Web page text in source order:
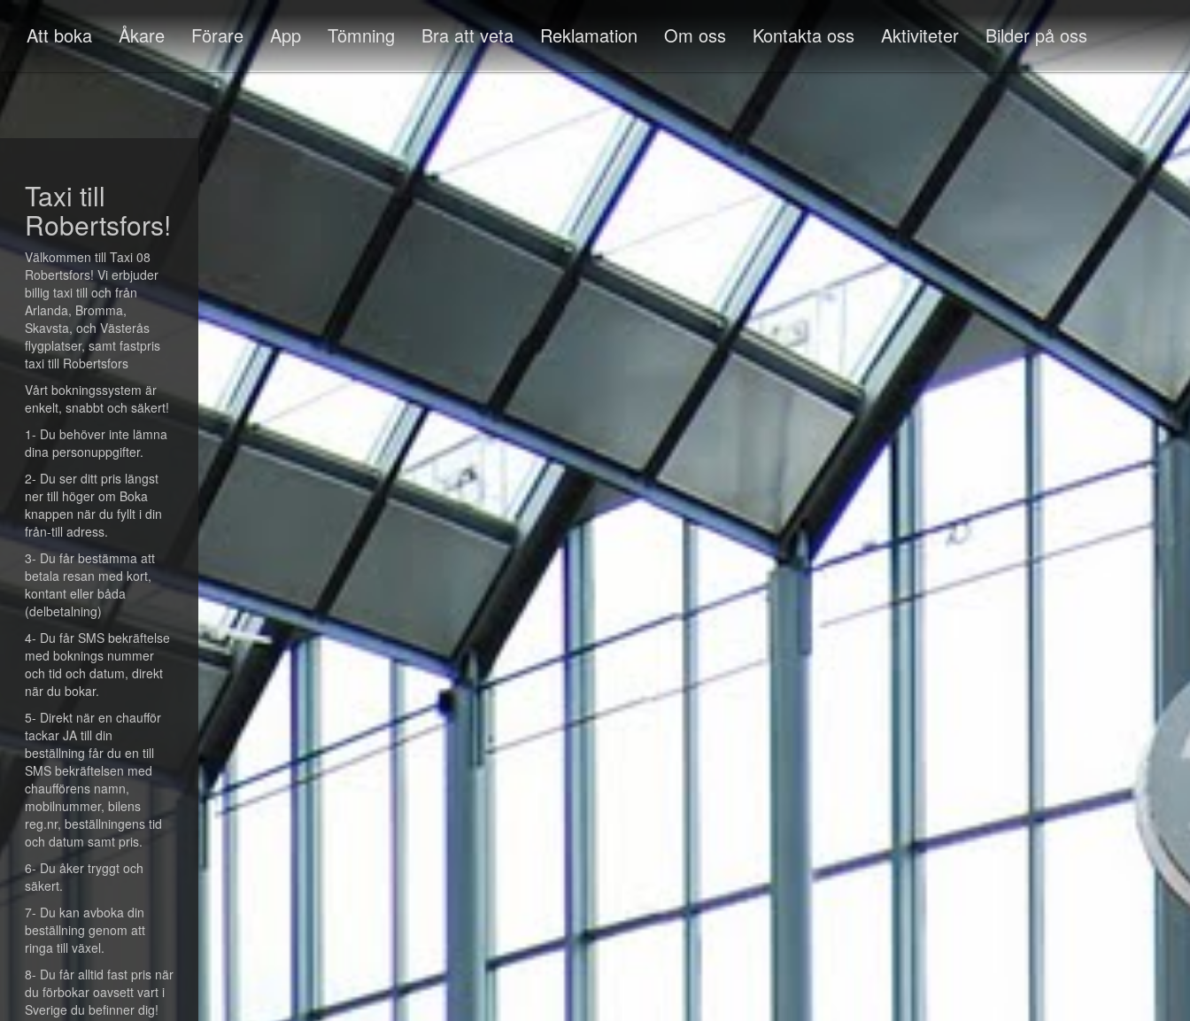
Att boka Åkare Förare App Tömning Bra att veta Reklamation Om oss Kontakta oss Aktiviteter Bilder på oss
Taxi till
Robertsfors!
Välkommen till Taxi 08
Robertsfors! Vi erbjuder
billig taxi till och från
Arlanda, Bromma,
Skavsta, och Västerås
flygplatser, samt fastpris
taxi till Robertsfors
Vårt bokningssystem är
enkelt, snabbt och säkert!
1- Du behöver inte lämna
dina personuppgifter.
2- Du ser ditt pris längst
ner till höger om Boka
knappen när du fyllt i din
från-till adress.
3- Du får bestämma att
betala resan med kort,
kontant eller båda
(delbetalning)
4- Du får SMS bekräftelse
med boknings nummer
och tid och datum, direkt
när du bokar.
5- Direkt när en chaufför
tackar JA till din
beställning får du en till
SMS bekräftelsen med
chaufförens namn,
mobilnummer, bilens
reg.nr, beställningens tid
och datum samt pris.
6- Du åker tryggt och
säkert.
7- Du kan avboka din
beställning genom att
ringa till växel.
8- Du får alltid fast pris när
du förbokar oavsett vart i
Sverige du befinner dig!